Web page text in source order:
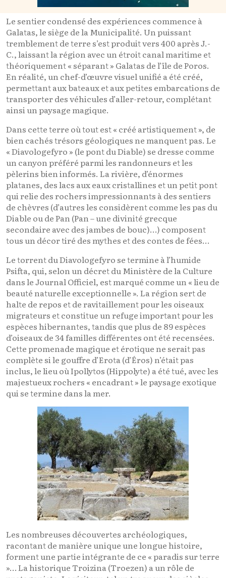
Le sentier condensé des expériences commence à
Galatas, le siège de la Municipalité. Un puissant
tremblement de terre s’est produit vers 400 après J.-
C., laissant la région avec un étroit canal maritime et
théoriquement « séparant » Galatas de l’île de Poros.
En réalité, un chef-d’œuvre visuel unifié a été créé,
permettant aux bateaux et aux petites embarcations de
transporter des véhicules d’aller-retour, complétant
ainsi un paysage magique.
Dans cette terre où tout est « créé artistiquement », de
bien cachés trésors géologiques ne manquent pas. Le
« Diavologefyro » (le pont du Diable) se dresse comme
un canyon préféré parmi les randonneurs et les
pèlerins bien informés. La rivière, d’énormes
platanes, des lacs aux eaux cristallines et un petit pont
qui relie des rochers impressionnants à des sentiers
de chèvres (d’autres les considèrent comme les pas du
Diable ou de Pan (Pan – une divinité grecque
secondaire avec des jambes de bouc)…) composent
tous un décor tiré des mythes et des contes de fées…
Le torrent du Diavologefyro se termine à l’humide
Psifta, qui, selon un décret du Ministère de la Culture
dans le Journal Officiel, est marqué comme un « lieu de
beauté naturelle exceptionnelle ». La région sert de
halte de repos et de ravitaillement pour les oiseaux
migrateurs et constitue un refuge important pour les
espèces hibernantes, tandis que plus de 89 espèces
d’oiseaux de 34 familles différentes ont été recensées.
Cette promenade magique et érotique ne serait pas
complète si le gouffre d’Erota (d’Éros) n’était pas
inclus, le lieu où Ipollytos (Hippolyte) a été tué, avec les
majestueux rochers « encadrant » le paysage exotique
qui se termine dans la mer.
Les nombreuses découvertes archéologiques,
racontant de manière unique une longue histoire,
forment une partie intégrante de ce « paradis sur terre
»… La historique Troizina (Troezen) a un rôle de